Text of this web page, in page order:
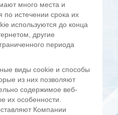
много места и
по истечении срока их
используются до конца
другие
периода
виды cookie и способы
из них позволяют
содержимое веб-
их особенности.
Компании